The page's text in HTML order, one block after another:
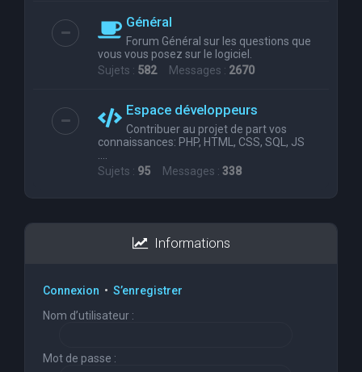
Général
Forum Général sur les questions que
vous vous posez sur le logiciel.
Sujets : 582Messages : 2670
Espace développeurs
Contribuer au projet de part vos
connaissances: PHP, HTML, CSS, SQL, JS
....
Sujets : 95 Messages : 338
Informations
Connexion • S’enregistrer
Nom d’utilisateur :
Mot de passe :